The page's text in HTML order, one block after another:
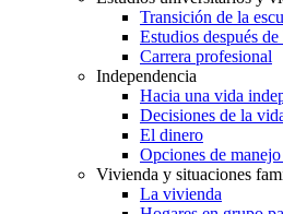
Transición de la
Estudios después
Carrera profesional
Independencia
Hacia una vida
Decisiones de la
El dinero
Opciones de
Vivienda y situaciones
La vivienda